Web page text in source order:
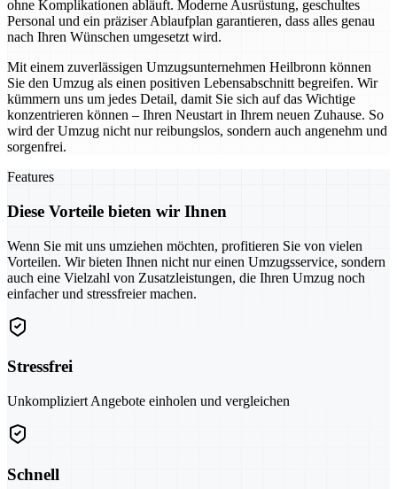
ohne Komplikationen abläuft. Moderne Ausrüstung, geschultes
Personal und ein präziser Ablaufplan garantieren, dass alles genau
nach Ihren Wünschen umgesetzt wird.
Mit einem zuverlässigen Umzugsunternehmen Heilbronn können
Sie den Umzug als einen positiven Lebensabschnitt begreifen. Wir
kümmern uns um jedes Detail, damit Sie sich auf das Wichtige
konzentrieren können – Ihren Neustart in Ihrem neuen Zuhause. So
wird der Umzug nicht nur reibungslos, sondern auch angenehm und
sorgenfrei.
Features
Diese Vorteile bieten wir Ihnen
Wenn Sie mit uns umziehen möchten, profitieren Sie von vielen
Vorteilen. Wir bieten Ihnen nicht nur einen Umzugsservice, sondern
auch eine Vielzahl von Zusatzleistungen, die Ihren Umzug noch
einfacher und stressfreier machen.
Stressfrei
Unkompliziert Angebote einholen und vergleichen
Schnell